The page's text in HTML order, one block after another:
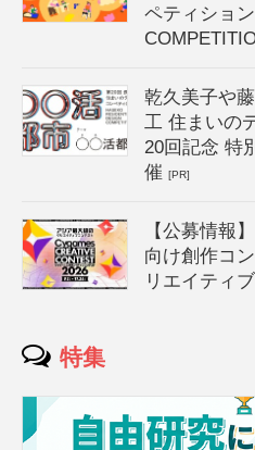
ペティショ
乾久美子や
工 住まいの
20回記念 特
催[PR]
【公募情報
向け創作コ
リエイティ
特集